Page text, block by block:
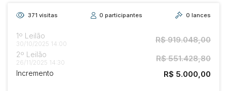
371 visitas 0participantes 0 lances
1º Leilão
30/10/2025 14:00 R$ 919.048,00
2º Leilão
26/11/2025 14:30 R$ 551.428,80
Incremento R$ 5.000,00